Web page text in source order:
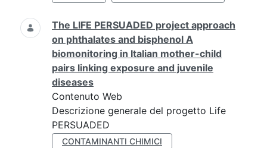
The LIFE PERSUADED project approach
on phthalates and bisphenol A
biomonitoring in Italian mother-child
pairs linking exposure and juvenile
diseases
Contenuto Web
Descrizione generale del progetto Life
PERSUADED
CONTAMINANTI CHIMICI